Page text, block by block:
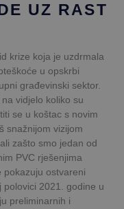
UZ RAST
krize koja je uzdrmala
u opskrbi
građevinski sektor.
vidjelo koliko su
se u koštac s novim
snažnijom vizijom
zašto smo jedan od
PVC rješenjima
pokazuju ostvareni
2021. godine u
preliminarnih i